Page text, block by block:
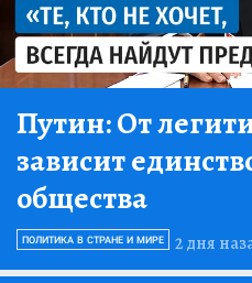
Путин:От
зависит
общества
2 дня
ПОЛИТИКА В СТРАНЕ И МИРЕ